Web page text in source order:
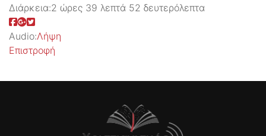
Διάρκεια:2 ώρες 39 λεπτά 52 δευτερόλεπτα
Audio:Λήψη
Επιστροφή